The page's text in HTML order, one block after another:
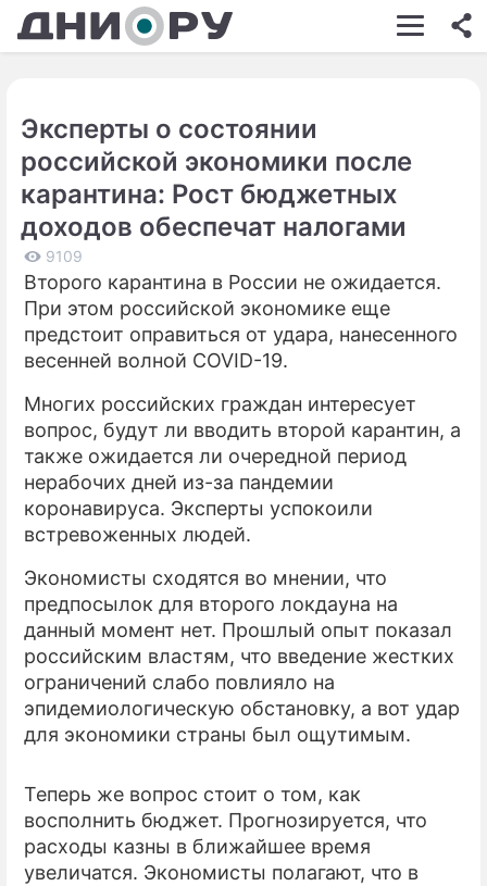
ШОУ-БИЗНЕС
КИНО
ЗДОРОВЬЕ
ПРОИСШЕСТВИЯ
СТИЛЬ ЖИЗНИ
СЕРИАЛЫ
ИГРЫ
О ПРОЕКТЕ
Эксперты о состоянии
российской экономики после
карантина: Рост бюджетных
доходов обеспечат налогами
9109
Второго карантина в России не ожидается.
При этом российской экономике еще
предстоит оправиться от удара, нанесенного
весенней волной COVID-19.
Многих российских граждан интересует
вопрос, будут ли вводить второй карантин, а
также ожидается ли очередной период
нерабочих дней из-за пандемии
коронавируса. Эксперты успокоили
встревоженных людей.
Экономисты сходятся во мнении, что
предпосылок для второго локдауна на
данный момент нет. Прошлый опыт показал
российским властям, что введение жестких
ограничений слабо повлияло на
эпидемиологическую обстановку, а вот удар
для экономики страны был ощутимым.
Теперь же вопрос стоит о том, как
восполнить бюджет. Прогнозируется, что
расходы казны в ближайшее время
увеличатся. Экономисты полагают, что в